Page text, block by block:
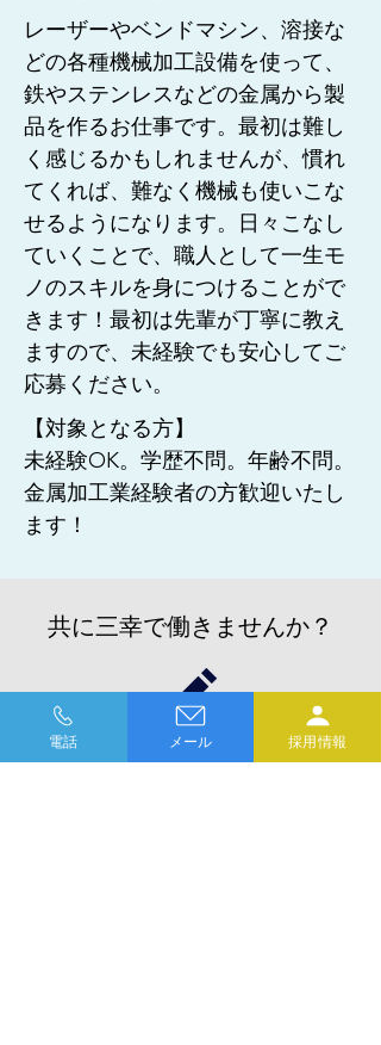
レーザーやベンドマシン、溶接な
どの各種機械加工設備を使って、
鉄やステンレスなどの金属から製
品を作るお仕事です。 最初は難し
く感じるかもしれませんが、慣れ
てくれば、難なく機械も使いこな
せるようになります。
日々こなし
ていくことで、職人として一生モ
ノのスキルを身につけることがで
きます！ 最初は先輩が丁寧に教え
ますので、未経験でも安心してご
応募ください。
【対象となる方】
未経験OK。学歴不問。年齢不問。
金属加工業経験者の方歓迎いたし
ます！
共に三幸で働きませんか？
エントリーをする ＞
電話 メール 採用情報